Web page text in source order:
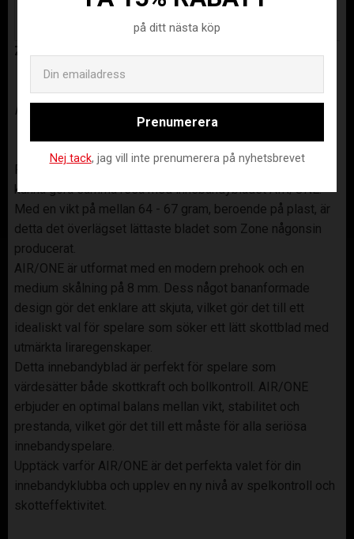
ZONE AIR/ONE
Framtidens lågviktsblad.
Precis som Unilites framgång hos Unihoc, hoppas Zone nu
kunna göra samma resa med innebandybladet AIR/ONE.
Med en vikt på mellan 64 - 67 gram, beroende på plast, är
detta det överlägset lättaste bladet som Zone någonsin
producerat.
AIR/ONE är utformat med en modern prehook och en
medium skålning på 8 mm. Dess något bananformade
design gör det enklare att skjuta, vilket gör det till ett
idealiskt val för spelare som söker ett lätt skottblad med
utmärkta liraregenskaper.
Detta innebandyblad är perfekt för spelare som
värdesätter både skottkraft och bollkontroll. AIR/ONE
erbjuder en optimal balans mellan vikt, stabilitet och
prestanda, vilket gör det till ett måste för alla seriösa
innebandyspelare.
Upptäck varför AIR/ONE är det perfekta valet för din
innebandyklubba och upplev en ny nivå av spelkontroll och
skotteffektivitet.
på ditt nästa köp
Prenumerera
Nej tack, jag vill inte prenumerera på nyhetsbrevet